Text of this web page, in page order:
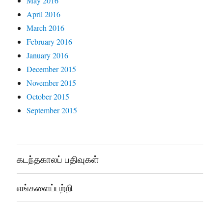
April 2016
March 2016
February 2016
January 2016
December 2015
November 2015
October 2015
September 2015
கடந்தகாலப் பதிவுகள்
எங்களைப்பற்றி